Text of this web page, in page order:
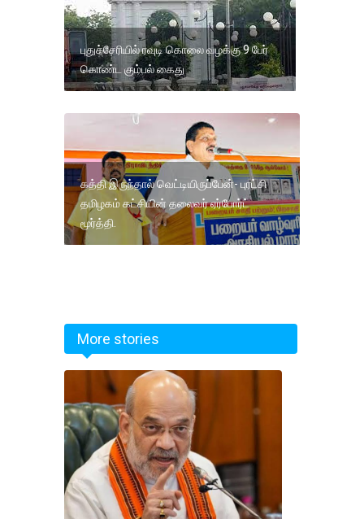
புதுச்சேரியில் ரவுடி கொலை வழக்கு 9 பேர்
கொண்ட கும்பல் கைது
கத்தி இருந்தால் வெட்டியிருப்பேன்- புரட்சி
தமிழகம் கட்சியின் தலைவர் ஏர்போர்ட்
மூர்த்தி.
More stories